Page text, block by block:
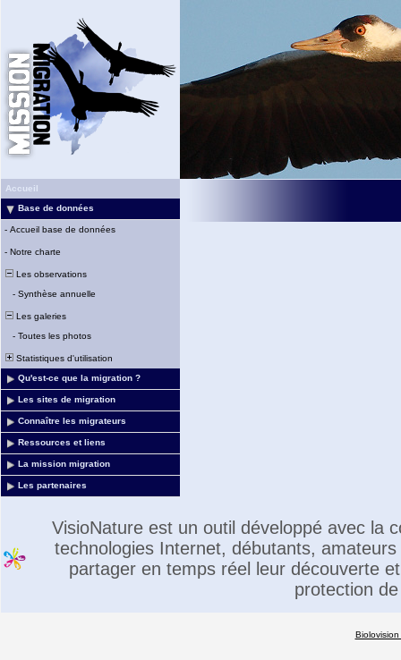
Accueil
Base de données
- Accueil base de données
- Notre charte
Les observations
- Synthèse annuelle
Les galeries
- Toutes les photos
Statistiques d'utilisation
Qu'est-ce que la migration ?
Les sites de migration
Connaître les migrateurs
Ressources et liens
La mission migration
Les partenaires
VisioNature est un outil développé avec la
technologies Internet, débutants,
partager en temps réel leur découverte
protection
Biolovision